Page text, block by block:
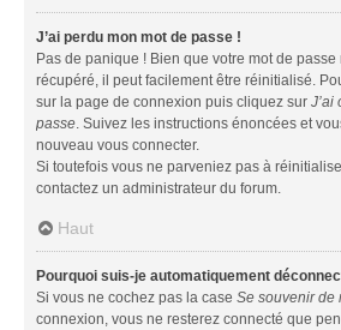
J’ai perdu mon mot de passe !
Pas de panique ! Bien que votre mot de
récupéré, il peut facilement être réinitialisé.
sur la page de connexion puis cliquez sur J’ai
passe. Suivez les instructions énoncées et
nouveau vous connecter.
Si toutefois vous ne parveniez pas à
contactez un administrateur du forum.
Haut
Pourquoi suis-je automatiquement
Si vous ne cochez pas la case Se souvenir de
connexion, vous ne resterez connecté que